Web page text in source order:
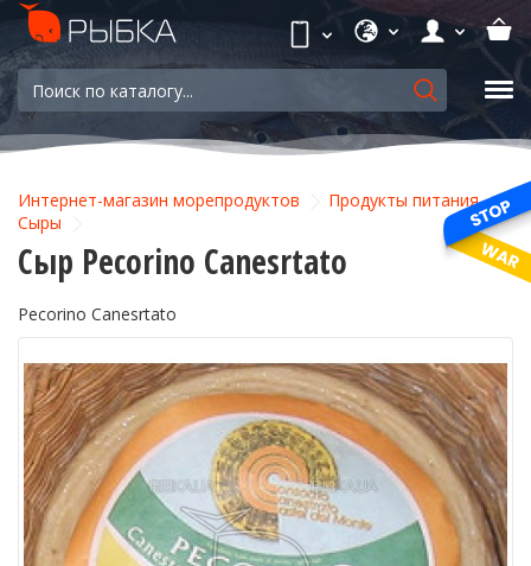
Интернет-магазин морепродуктов
Продукты питания
Сыры
Сыр Pecorino Canesrtato
Pecorino Canesrtato